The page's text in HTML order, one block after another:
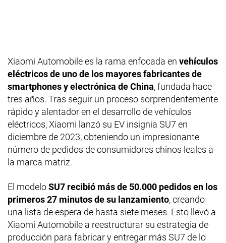
Xiaomi Automobile es la rama enfocada en vehículos
eléctricos de uno de los mayores fabricantes de
smartphones y electrónica de China, fundada hace
tres años. Tras seguir un proceso sorprendentemente
rápido y alentador en el desarrollo de vehículos
eléctricos, Xiaomi lanzó su EV insignia SU7 en
diciembre de 2023, obteniendo un impresionante
número de pedidos de consumidores chinos leales a
la marca matriz.
El modeloSU7 recibió más de 50.000 pedidos en los
primeros 27 minutos de su lanzamiento, creando
una lista de espera de hasta siete meses. Esto llevó a
Xiaomi Automobile a reestructurar su estrategia de
producción para fabricar y entregar más SU7 de lo